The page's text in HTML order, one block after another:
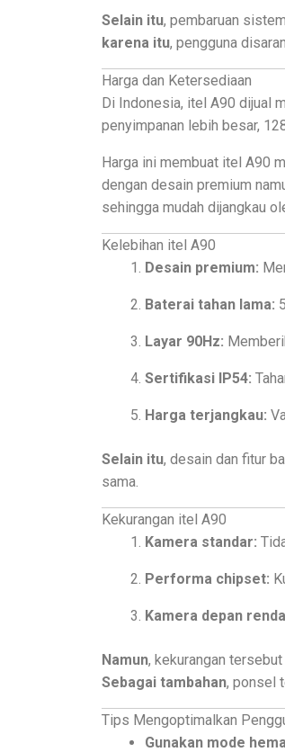
Selain itu, pembaruan
karena itu, pengguna
Harga dan Ketersediaan
Di Indonesia, itel A90 dijual
penyimpanan lebih besar,
Harga ini membuat itel A90
dengan desain premium
sehingga mudah dijangkau
Kelebihan itel A90
Desain premium:
Baterai tahan lama:
Layar 90Hz:
Sertifikasi IP54:
Harga terjangkau:
Selain itu, desain dan fitur
sama.
Kekurangan itel A90
Kamera standar:
Performa chipset:
Kamera depan
Namun, kekurangan
Sebagai tambahan, ponsel
Tips Mengoptimalkan
Gunakan mode